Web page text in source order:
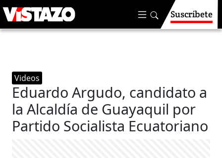
Suscríbete
Videos
Eduardo Argudo, candidato a
la Alcaldía de Guayaquil por
Partido Socialista Ecuatoriano